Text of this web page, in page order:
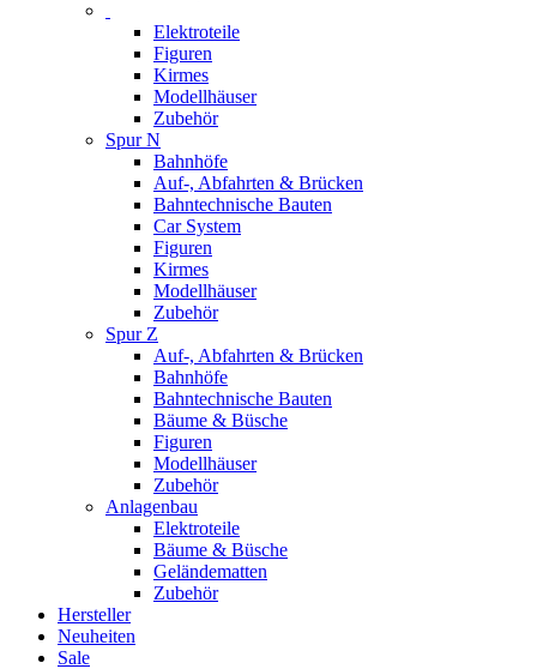
Elektroteile
Figuren
Kirmes
Modellhäuser
Zubehör
Spur N
Bahnhöfe
Auf-, Abfahrten & Brücken
Bahntechnische Bauten
Car System
Figuren
Kirmes
Modellhäuser
Zubehör
Spur Z
Auf-, Abfahrten & Brücken
Bahnhöfe
Bahntechnische Bauten
Bäume & Büsche
Figuren
Modellhäuser
Zubehör
Anlagenbau
Elektroteile
Bäume & Büsche
Geländematten
Zubehör
Hersteller
Neuheiten
Sale